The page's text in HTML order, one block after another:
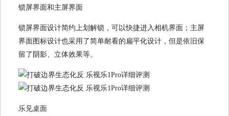
锁屏界面和主屏界面
锁屏界面设计简约上划解锁，可以快捷进入相机界面；主屏
界面图标设计也采用了简单耐看的扁平化设计，但是依旧保
留了阴影、立体效果等。
乐见桌面